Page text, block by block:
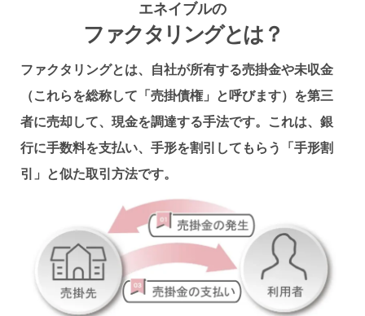
エネイブルの
ファクタリングとは？
ファクタリングとは、自社が所有する売掛金や未収金
（これらを総称して「売掛債権」と呼びます）を第三
者に売却して、現金を調達する手法です。これは、銀
行に手数料を支払い、手形を割引してもらう「手形割
引」と似た取引方法です。